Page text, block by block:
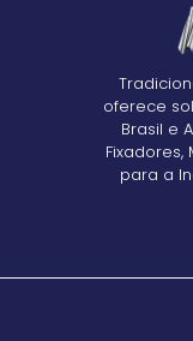
oferece
Brasil e
para a